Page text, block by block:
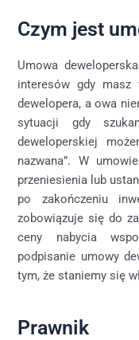
Czym jest
Umowa
interesów gdy masz
dewelopera, a owa
sytuacji gdy
deweloperskiej
nazwana”. W
przeniesienia lub
po zakończeniu
zobowiązuje się do
ceny nabycia
podpisanie umowy
tym, że staniemy się